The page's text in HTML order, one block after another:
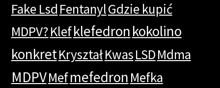
Fake Lsd FentanylGdzie kupić
MDPV?Klefklefedronkokolino
konkretKryształKwasLSDMdma
MDPVMefmefedron Mefka